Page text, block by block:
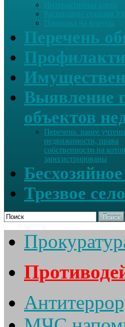
Интерактивная карта
Расписание станция
Проверка на вирусы
Перечень
Выявление
объектов
Перечень ранее
недвижимости, права
собственности на
зарегистрированы
Трезвое село
Поиск